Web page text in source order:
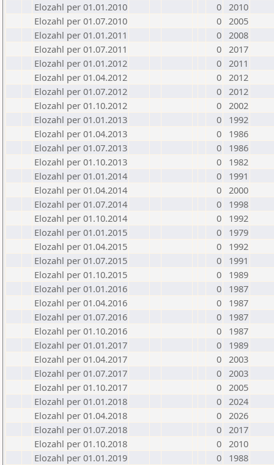
Elozahl per 01.01.2010
0 2010
Elozahl per 01.07.2010
0 2005
Elozahl per 01.01.2011
0 2008
Elozahl per 01.07.2011
0 2017
Elozahl per 01.01.2012
0 2011
Elozahl per 01.04.2012
0 2012
Elozahl per 01.07.2012
0 2012
Elozahl per 01.10.2012
0 2002
Elozahl per 01.01.2013
0
1992
Elozahl per 01.04.2013
0
1986
Elozahl per 01.07.2013
0
1986
Elozahl per 01.10.2013
0
1982
Elozahl per 01.01.2014
0
1991
Elozahl per 01.04.2014
0 2000
Elozahl per 01.07.2014
0
1998
Elozahl per 01.10.2014
0
1992
Elozahl per 01.01.2015
0
1979
Elozahl per 01.04.2015
0
1992
Elozahl per 01.07.2015
0
1991
Elozahl per 01.10.2015
0
1989
Elozahl per 01.01.2016
0
1987
Elozahl per 01.04.2016
0
1987
Elozahl per 01.07.2016
0
1987
Elozahl per 01.10.2016
0
1987
Elozahl per 01.01.2017
0
1989
Elozahl per 01.04.2017
0 2003
Elozahl per 01.07.2017
0 2003
Elozahl per 01.10.2017
0 2005
Elozahl per 01.01.2018
0 2024
Elozahl per 01.04.2018
0 2026
Elozahl per 01.07.2018
0 2017
Elozahl per 01.10.2018
0 2010
Elozahl per 01.01.2019
0
1988